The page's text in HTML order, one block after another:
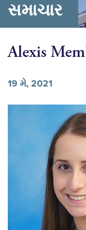
સમાચાર
Alexis
19 મે, 2021